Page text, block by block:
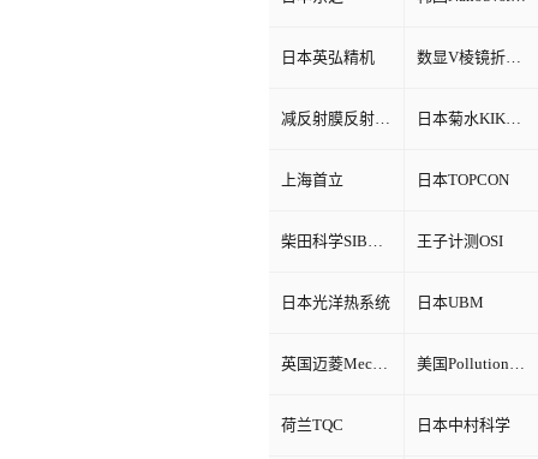
日本英弘精机 数显V棱镜折射率测试仪
减反射膜反射比智能测试仪 日本菊水KIKUSUI
上海首立 日本TOPCON
柴田科学SIBATA 王子计测OSI
日本光洋热系统 日本UBM
英国迈菱Mecmesin 美国Pollution Control Products
荷兰TQC 日本中村科学